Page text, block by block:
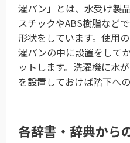
濯パン」とは、水受け製
スチックやABS樹脂など
形状をしています。使用
濯パンの中に設置をして
ットします。洗濯機に水
を設置しておけば階下へ
各辞書・辞典から